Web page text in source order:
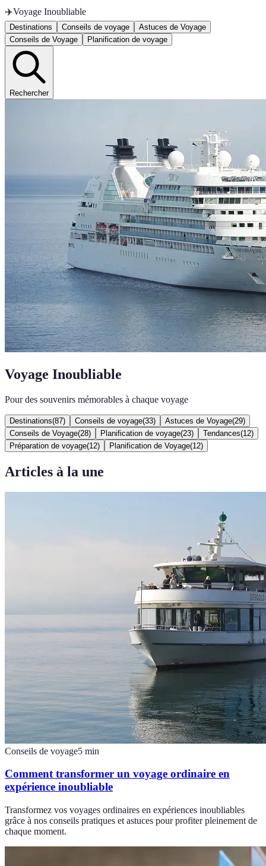
✈️Voyage Inoubliable
Destinations Conseils de voyage
Astuces de Voyage
Conseils de Voyage
Planification de voyage
Rechercher
Voyage Inoubliable
Pour des souvenirs mémorables à chaque voyage
Destinations(87) Conseils de voyage(33) Astuces de Voyage(29)
Conseils de Voyage(28) Planification de voyage(23) Tendances(12)
Préparation de voyage(12) Planification de Voyage(12)
Articles à la une
Conseils de voyage5 min
Comment transformer un voyage ordinaire en
expérience inoubliable
Transformez vos voyages ordinaires en expériences inoubliables
grâce à nos conseils pratiques et astuces pour profiter pleinement de
chaque moment.